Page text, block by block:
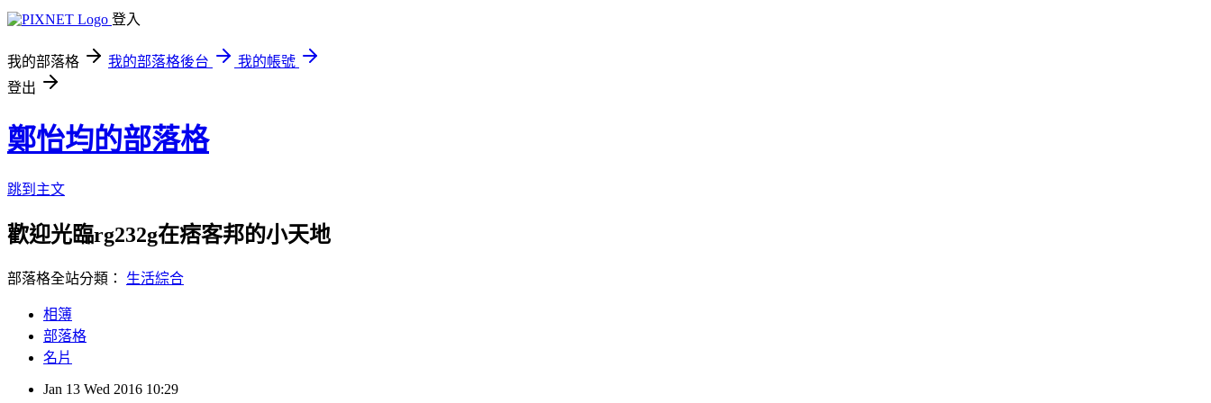
登入
我的部落格 我的部落格後台
我的帳號
登出
鄭怡均的部落格
跳到主文
歡迎光臨rg232g在痞客邦的小天地
部落格全站分類： 生活綜合
相簿
部落格
名片
Jan 13 Wed 2016 10:29